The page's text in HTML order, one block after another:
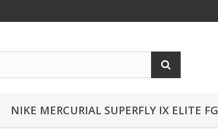
NIKE MERCURIAL SUPERFLY IX ELITE FG